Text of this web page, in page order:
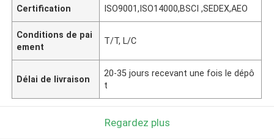
Certification ISO9001,ISO14000,BSCI ,SEDEX,AEO
Conditions de pai
ement
T/T, L/C
Délai de livraison
20-35 jours recevant une fois le dépô
t
Regardez plus